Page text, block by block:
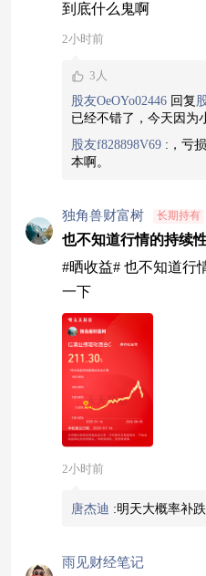
到底什么鬼啊
2小时前
3人
股友OeOYo02446 回复
已经不错了，今天因为
股友f828898V69 : ，亏
本啊。
独角兽财富树 长期持有
也不知道行情的持续
#晒收益# 也不知道行
一下
2小时前
唐杰迪 :明天大概率补跌
雨见财经笔记